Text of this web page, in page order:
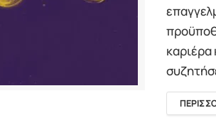
καριέρα